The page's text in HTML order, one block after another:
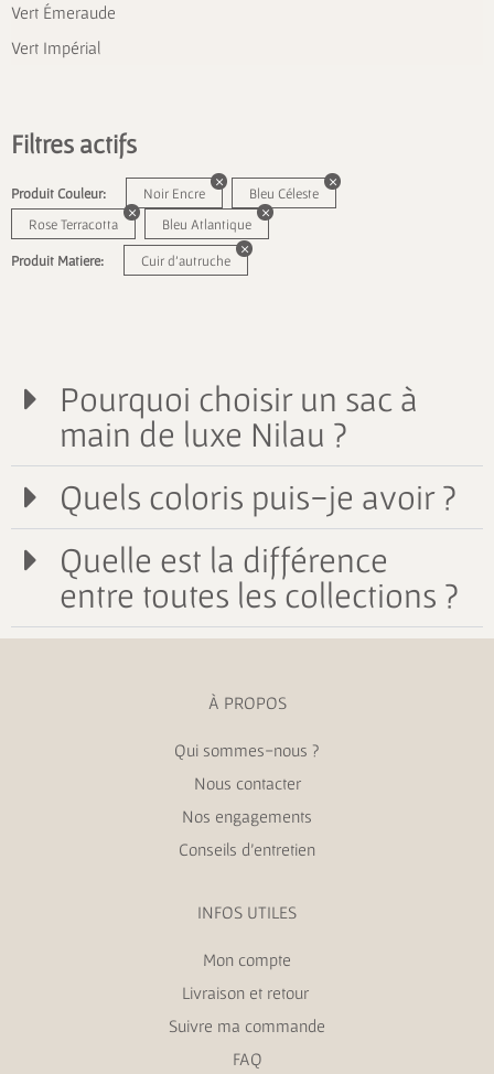
Vert Émeraude
Vert Impérial
Filtres actifs
Produit Couleur: Noir Encre
Bleu Céleste
Rose Terracotta
Bleu Atlantique
Produit Matiere: Cuir d'autruche
Pourquoi choisir un sac à
main de luxe Nilau ?
Quels coloris puis-je avoir ?
Quelle est la différence
entre toutes les collections ?
À PROPOS
Qui sommes-nous ?
Nous contacter
Nos engagements
Conseils d’entretien
INFOS UTILES
Mon compte
Livraison et retour
Suivre ma commande
FAQ